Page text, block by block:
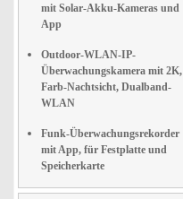
mit Solar-Akku-Kameras und
App
Outdoor-WLAN-IP-
Überwachungskamera mit 2K,
Farb-Nachtsicht, Dualband-
WLAN
Funk-Überwachungsrekorder
mit App, für Festplatte und
Speicherkarte